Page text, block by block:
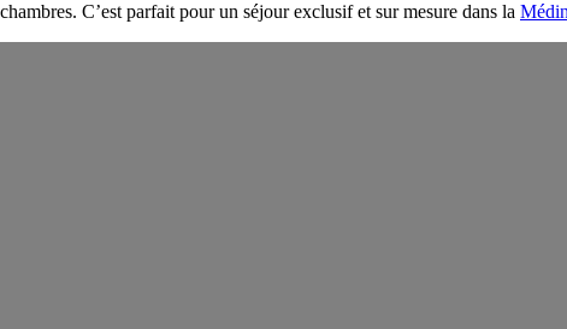
C’est parfait pour un séjour exclusif et sur mesure dans la